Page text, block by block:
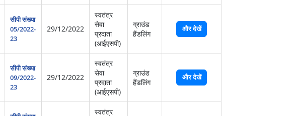
सीपी संख्या
05/2022-
23
29/12/2022
स्‍वतंत्र
सेवा
प्रदाता
(आईएसपी)
ग्राउंड
हैंडलिंग
और देखें
सीपी संख्या
09/2022-
23
29/12/2022
स्‍वतंत्र
सेवा
प्रदाता
(आईएसपी)
ग्राउंड
हैंडलिंग
और देखें
स्‍वतंत्र